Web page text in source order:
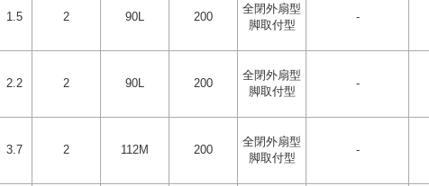
1.5 2 90L 200
全閉外扇型
脚取付型
-
2.2 2 90L 200
全閉外扇型
脚取付型
-
3.7 2 112M 200
全閉外扇型
脚取付型
-